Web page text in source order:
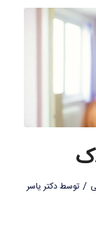
/ توسطدکتر یاسر